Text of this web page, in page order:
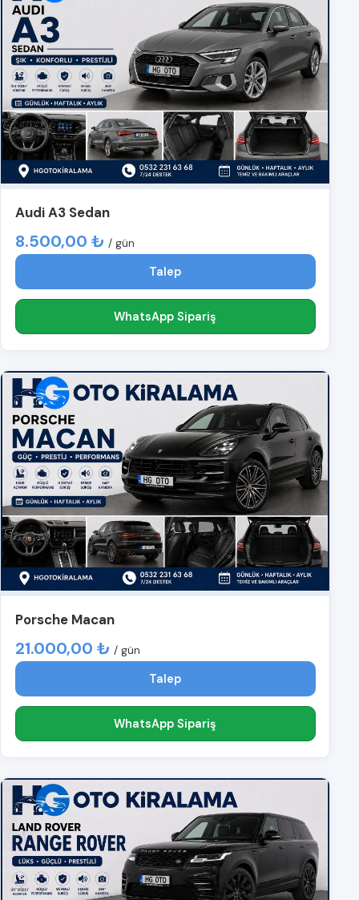
Audi A3 Sedan
8.500,00 ₺ / gün
Talep
WhatsApp Sipariş
Porsche Macan
21.000,00 ₺ / gün
Talep
WhatsApp Sipariş